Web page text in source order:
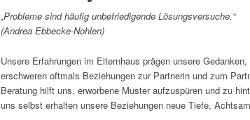
„Probleme sind häufig unbefriedigende Lösungsversuche.“
(Andrea Ebbecke-Nohlen)
Unsere Erfahrungen im Elternhaus prägen unsere
erschweren oftmals Beziehungen zur Partnerin und zum
Beratung hilft uns, erworbene Muster aufzuspüren und zu
uns selbst erhalten unsere Beziehungen neue Tiefe,